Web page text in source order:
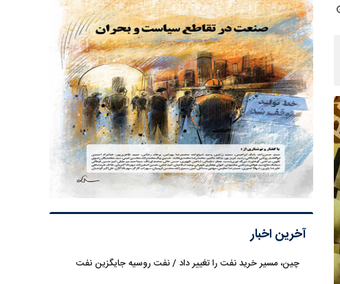
آخرین اخبار
چین، مسیر خرید نفت را تغییر داد / نفت روسیه جایگزین نفت